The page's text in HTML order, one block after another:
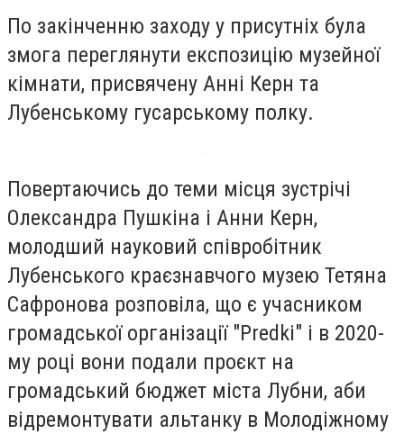
По закінченню заходу у присутніх була
змога переглянути експозицію музейної
кімнати, присвячену Анні Керн та
Лубенському гусарському полку.
Повертаючись до теми місця зустрічі
Олександра Пушкіна і Анни Керн,
молодший науковий співробітник
Лубенського краєзнавчого музею Тетяна
Сафронова розповіла, що є учасником
громадської організації "Predki" і в 2020-
му році вони подали проєкт на
громадський бюджет міста Лубни, аби
відремонтувати альтанку в Молодіжному